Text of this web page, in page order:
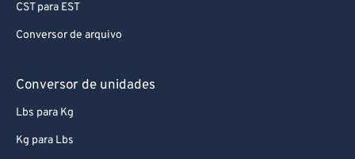
CST para EST
Conversor de arquivo
Conversor de unidades
Lbs para Kg
Kg para Lbs